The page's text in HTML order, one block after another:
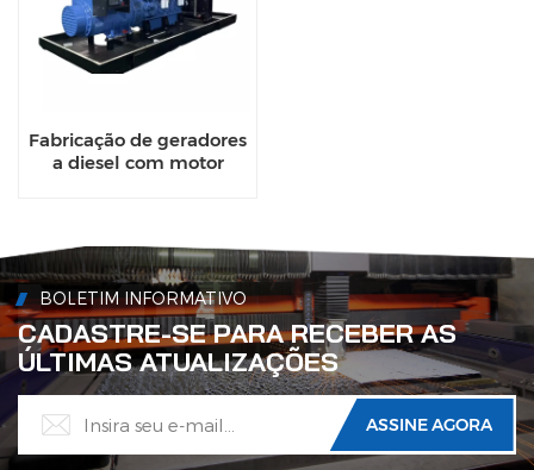
Fabricação de geradores
a diesel com motor
BOLETIM INFORMATIVO
CADASTRE-SE PARA RECEBER AS
ÚLTIMAS ATUALIZAÇÕES